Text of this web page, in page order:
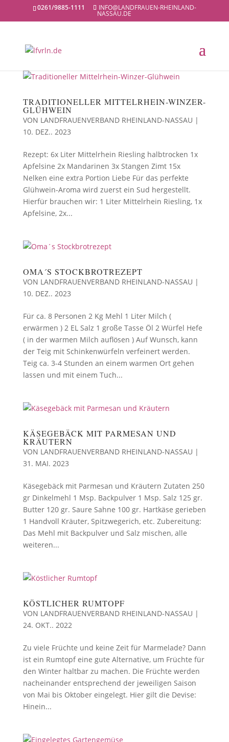
0261/9885-1111 INFO@LANDFRAUEN-RHEINLAND-
NASSAU.DE
TRADITIONELLER MITTELRHEIN-WINZER-
GLÜHWEIN
VON LANDFRAUENVERBAND RHEINLAND-NASSAU |
10. DEZ.. 2023
Rezept: 6x Liter Mittelrhein Riesling halbtrocken 1x
Apfelsine 2x Mandarinen 3x Stangen Zimt 15x
Nelken eine extra Portion Liebe Für das perfekte
Glühwein-Aroma wird zuerst ein Sud hergestellt.
Hierfür brauchen wir: 1 Liter Mittelrhein Riesling, 1x
Apfelsine, 2x...
OMA´S STOCKBROTREZEPT
VON LANDFRAUENVERBAND RHEINLAND-NASSAU |
10. DEZ.. 2023
Für ca. 8 Personen 2 Kg Mehl 1 Liter Milch (
erwärmen ) 2 EL Salz 1 große Tasse Öl 2 Würfel Hefe
( in der warmen Milch auflösen ) Auf Wunsch, kann
der Teig mit Schinkenwürfeln verfeinert werden.
Teig ca. 3-4 Stunden an einem warmen Ort gehen
lassen und mit einem Tuch...
KÄSEGEBÄCK MIT PARMESAN UND
KRÄUTERN
VON LANDFRAUENVERBAND RHEINLAND-NASSAU |
31. MAI. 2023
Käsegebäck mit Parmesan und Kräutern Zutaten 250
gr Dinkelmehl 1 Msp. Backpulver 1 Msp. Salz 125 gr.
Butter 120 gr. Saure Sahne 100 gr. Hartkäse gerieben
1 Handvoll Kräuter, Spitzwegerich, etc. Zubereitung:
Das Mehl mit Backpulver und Salz mischen, alle
weiteren...
KÖSTLICHER RUMTOPF
VON LANDFRAUENVERBAND RHEINLAND-NASSAU |
24. OKT.. 2022
Zu viele Früchte und keine Zeit für Marmelade? Dann
ist ein Rumtopf eine gute Alternative, um Früchte für
den Winter haltbar zu machen. Die Früchte werden
nacheinander entsprechend der jeweiligen Saison
von Mai bis Oktober eingelegt. Hier gilt die Devise:
Hinein...